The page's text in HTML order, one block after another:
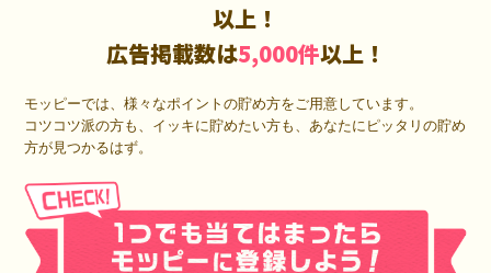
以上！
広告掲載数は5,000件以上！
モッピーでは、様々なポイントの貯め方をご用意しています。
コツコツ派の方も、イッキに貯めたい方も、あなたにピッタリの貯め
方が見つかるはず。